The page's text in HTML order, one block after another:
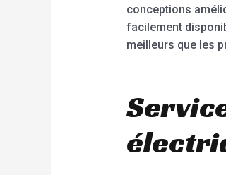
conceptions
facilement
meilleurs que les